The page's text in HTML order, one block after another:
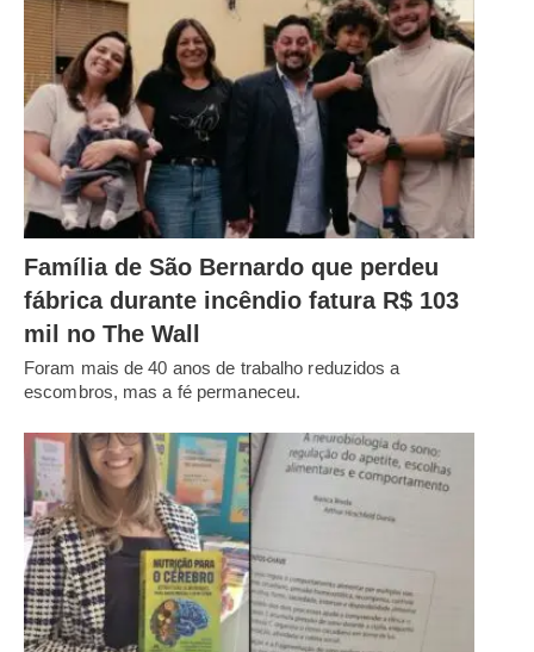
Família de São Bernardo que perdeu
fábrica durante incêndio fatura R$ 103
mil no The Wall
Foram mais de 40 anos de trabalho reduzidos a
escombros, mas a fé permaneceu.